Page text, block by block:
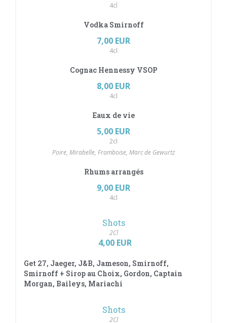
4cl
Vodka Smirnoff
7,00 EUR
4cl
Cognac Hennessy VSOP
8,00 EUR
4cl
Eaux de vie
5,00 EUR
2cl
Poire, Mirabelle, Framboise, Marc de Gewurtz
Rhums arrangés
9,00 EUR
4cl
Shots
2Cl
4,00 EUR
Get 27, Jaeger, J&B, Jameson, Smirnoff,
Smirnoff + Sirop au Choix, Gordon, Captain
Morgan, Baileys, Mariachi
Shots
2Cl